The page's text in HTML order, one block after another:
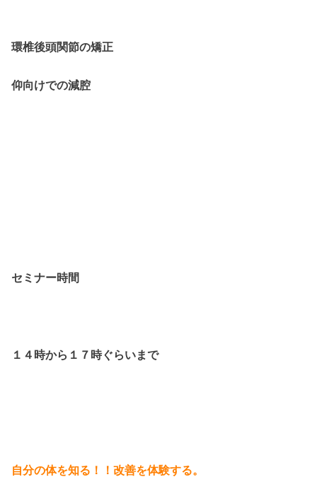
環椎後頭関節の矯正
仰向けでの減腔
セミナー時間
１４時から１７時ぐらいまで
自分の体を知る！！改善を体験する。